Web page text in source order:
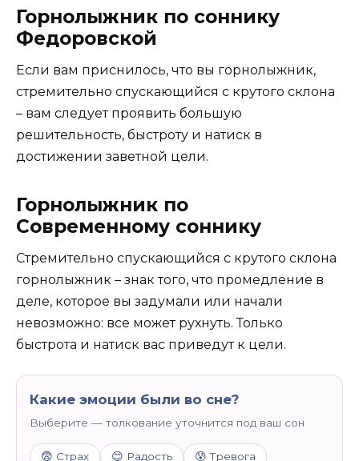
Горнолыжник по соннику
Федоровской
Если вам приснилось, что вы горнолыжник,
стремительно спускающийся с крутого склона
– вам следует проявить большую
решительность, быстроту и натиск в
достижении заветной цели.
Горнолыжник по
Современному соннику
Стремительно спускающийся с крутого склона
горнолыжник – знак того, что промедление в
деле, которое вы задумали или начали
невозможно: все может рухнуть. Только
быстрота и натиск вас приведут к цели.
Какие эмоции были во сне?
Выберите — толкование уточнится под ваш сон
😨 Страх 😊 Радость 😰 Тревога